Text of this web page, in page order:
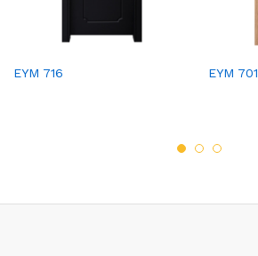
EYM 716 EYM 701